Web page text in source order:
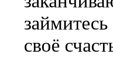
своё